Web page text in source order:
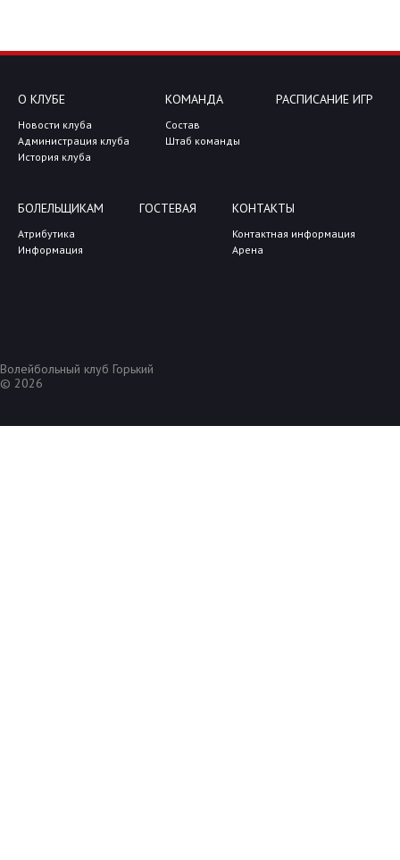
О КЛУБЕ
Новости клуба
Администрация клуба
История клуба
КОМАНДА
Состав
Штаб команды
РАСПИСАНИЕ ИГР
БОЛЕЛЬЩИКАМ
Атрибутика
Информация
ГОСТЕВАЯ КОНТАКТЫ
Контактная информация
Арена
Волейбольный клуб Горький
© 2026